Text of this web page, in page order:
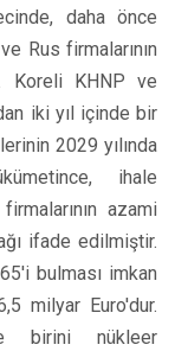
daha önce
Rus firmalarının
Koreli KHNP ve
iki yıl içinde bir
2029 yılında
ihale
azami
ifade edilmiştir.
bulması imkan
milyar Euro'dur.
birini nükleer